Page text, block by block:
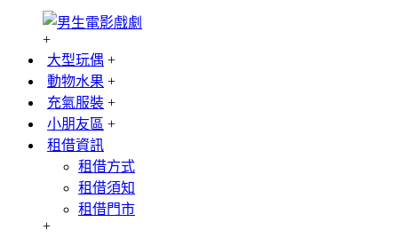
+
大型玩偶 +
動物水果 +
充氣服裝 +
小朋友區 +
租借資訊
租借方式
租借須知
租借門市
+